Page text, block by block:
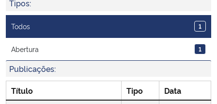
Ministério da Cidadania
Ministério de Minas e Energia
Tipos:
Todos 1
Abertura 1
Publicações:
Título Tipo
Data